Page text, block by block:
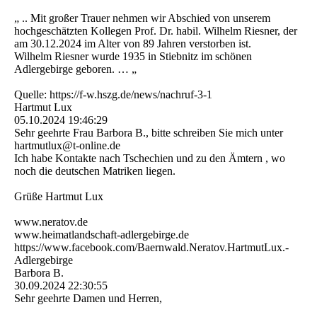
„ .. Mit großer Trauer nehmen wir Abschied von unserem
hochgeschätzten Kollegen Prof. Dr. habil. Wilhelm Riesner, der
am 30.12.2024 im Alter von 89 Jahren verstorben ist.
Wilhelm Riesner wurde 1935 in Stiebnitz im schönen
Adlergebirge geboren. … „
Quelle: https:­//­f-­w.­hszg.­de/­news/­nachruf-­3-­1
Hartmut Lux
05.10.2024 19:46:29
Sehr geehrte Frau Barbora B., bitte schreiben Sie mich unter
hartmutlux@t-online.de
Ich habe Kontakte nach Tschechien und zu den Ämtern , wo
noch die deutschen Matriken liegen.
Grüße Hartmut Lux
www.neratov.de
www.­heimatlandschaft-­adlergebirge.­de
https:­//­www.­facebook.­com/­Baernwald.­Neratov.­HartmutLux.­
Adlergebirge
Barbora B.
30.09.2024 22:30:55
Sehr geehrte Damen und Herren,